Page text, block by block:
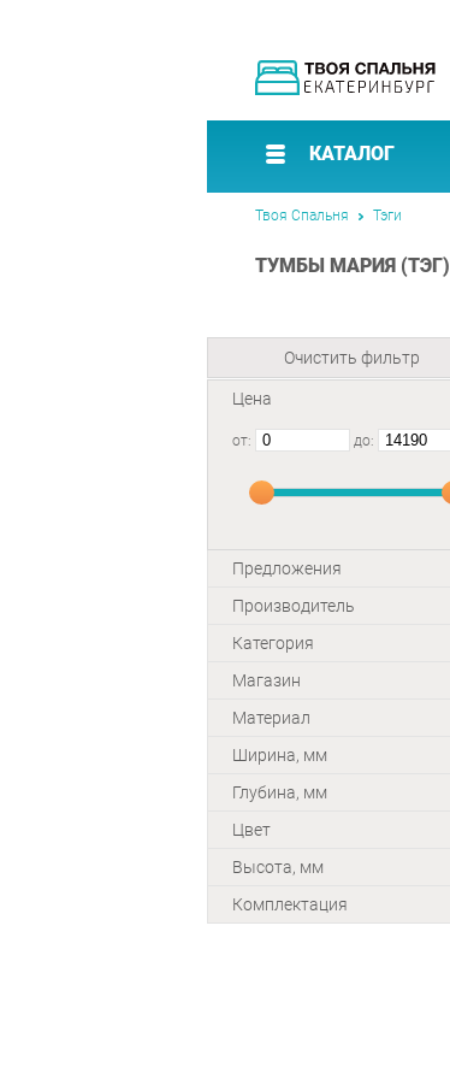
КАТАЛОГ
Твоя Спальня Тэги
ТУМБЫ МАРИЯ (ТЭГ)
Очистить фильтр
Цена
от: до:
Предложения
Производитель
Категория
Магазин
Материал
Ширина, мм
Глубина, мм
Цвет
Высота, мм
Комплектация